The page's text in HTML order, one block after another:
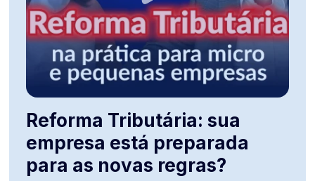
Reforma Tributária: sua
empresa está preparada
para as novas regras?